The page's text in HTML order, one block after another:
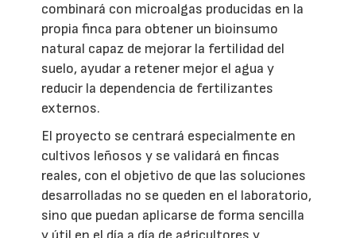
combinará con microalgas producidas en la
propia finca para obtener un bioinsumo
natural capaz de mejorar la fertilidad del
suelo, ayudar a retener mejor el agua y
reducir la dependencia de fertilizantes
externos.
El proyecto se centrará especialmente en
cultivos leñosos y se validará en fincas
reales, con el objetivo de que las soluciones
desarrolladas no se queden en el laboratorio,
sino que puedan aplicarse de forma sencilla